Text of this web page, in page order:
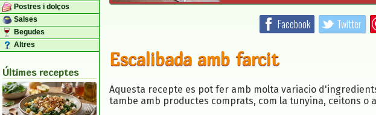
Postres i dolços
Salses
Begudes
Altres
Últimes receptes
Facebook Twitter
Escalibada amb farcit
Aquesta recepte es pot fer amb molta variacio
tambe amb productes comprats, com la tunyina, ceitons o